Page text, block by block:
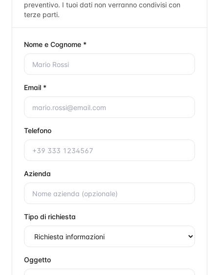
preventivo. I tuoi dati non verranno condivisi con
terze parti.
Nome e Cognome *
Email *
Telefono
Azienda
Tipo di richiesta
Oggetto